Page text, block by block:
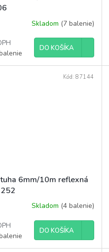
Skladom (7 balenie)
DO KOŠÍKA
6mm/10m reflexná
Skladom (4 balenie)
DO KOŠÍKA
Kód:87144